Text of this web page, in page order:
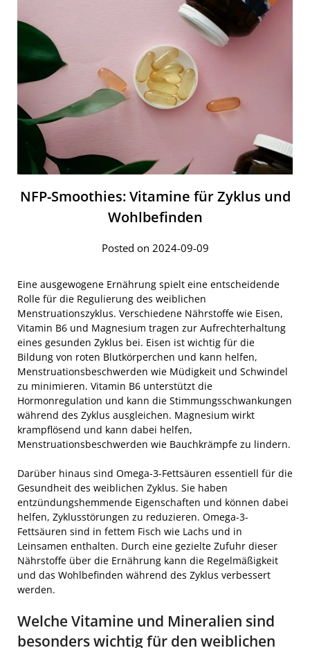
NFP-Smoothies: Vitamine für Zyklus und
Wohlbefinden
Posted on 2024-09-09
Eine ausgewogene Ernährung spielt eine entscheidende
Rolle für die Regulierung des weiblichen
Menstruationszyklus. Verschiedene Nährstoffe wie Eisen,
Vitamin B6 und Magnesium tragen zur Aufrechterhaltung
eines gesunden Zyklus bei. Eisen ist wichtig für die
Bildung von roten Blutkörperchen und kann helfen,
Menstruationsbeschwerden wie Müdigkeit und Schwindel
zu minimieren. Vitamin B6 unterstützt die
Hormonregulation und kann die Stimmungsschwankungen
während des Zyklus ausgleichen. Magnesium wirkt
krampflösend und kann dabei helfen,
Menstruationsbeschwerden wie Bauchkrämpfe zu lindern.
Darüber hinaus sind Omega-3-Fettsäuren essentiell für die
Gesundheit des weiblichen Zyklus. Sie haben
entzündungshemmende Eigenschaften und können dabei
helfen, Zyklusstörungen zu reduzieren. Omega-3-
Fettsäuren sind in fettem Fisch wie Lachs und in
Leinsamen enthalten. Durch eine gezielte Zufuhr dieser
Nährstoffe über die Ernährung kann die Regelmäßigkeit
und das Wohlbefinden während des Zyklus verbessert
werden.
Welche Vitamine und Mineralien sind
besonders wichtig für den weiblichen